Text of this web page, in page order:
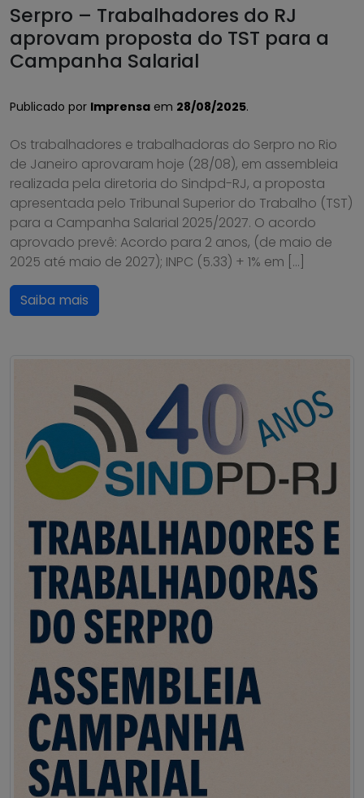
Serpro – Trabalhadores do RJ
aprovam proposta do TST para a
Campanha Salarial
Publicado por Imprensa em 28/08/2025.
Os trabalhadores e trabalhadoras do Serpro no Rio
de Janeiro aprovaram hoje (28/08), em assembleia
realizada pela diretoria do Sindpd-RJ, a proposta
apresentada pelo Tribunal Superior do Trabalho (TST)
para a Campanha Salarial 2025/2027. O acordo
aprovado prevê: Acordo para 2 anos, (de maio de
2025 até maio de 2027); INPC (5.33) + 1% em […]
Saiba mais